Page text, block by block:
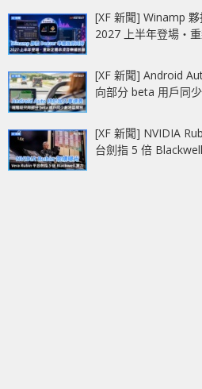
[XF 新聞] Winamp
2027 上半年登場‧
[XF 新聞] Android
向部分 beta 用戶同
[XF 新聞] NVIDIA
台劍指 5 倍